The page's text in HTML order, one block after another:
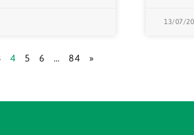
13/07/
4 5 6 … 84 »